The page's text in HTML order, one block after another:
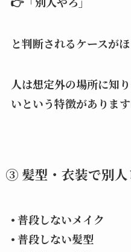
と判断されるケースがほ
人は想定外の場所に知
いという特徴があります
③ 髪型・衣装で別人
• 普段しないメイク
• 普段しない髪型